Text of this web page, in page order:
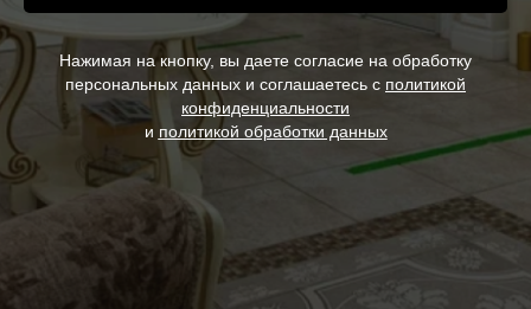
Нажимая на кнопку, вы даете согласие на обработку
персональных данных и соглашаетесь c политикой
конфиденциальности
и политикой обработки данных